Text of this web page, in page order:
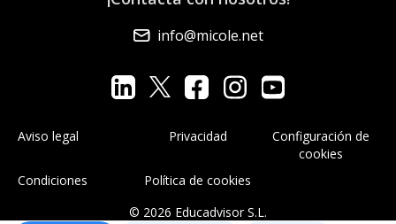
info@micole.net
Aviso legal Privacidad
Configuración de
cookies
Condiciones
Política de cookies
© 2026 Educadvisor S.L.